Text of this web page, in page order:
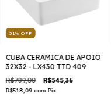
31 % OFF
CUBA CERAMICA DE APOIO
32X32 - LX430 TTD 409
R$789,00 R$545,36
R$518,09 com Pix